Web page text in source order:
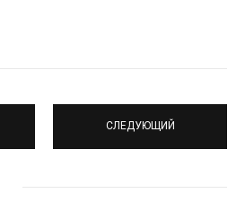
СЛЕДУЮЩИЙ